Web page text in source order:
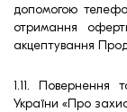
допомогою
отримання
акцептування
1.11. Повернення
України «Про